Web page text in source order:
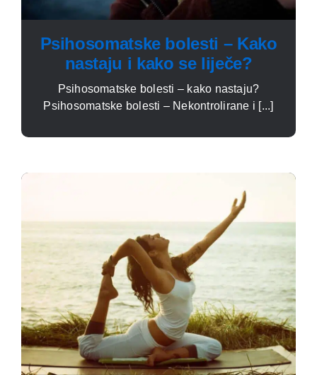
Psihosomatske bolesti – Kako
nastaju i kako se liječe?
Psihosomatske bolesti – kako nastaju?
Psihosomatske bolesti – Nekontrolirane i [...]